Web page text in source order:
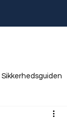
Sikkerhedsguiden